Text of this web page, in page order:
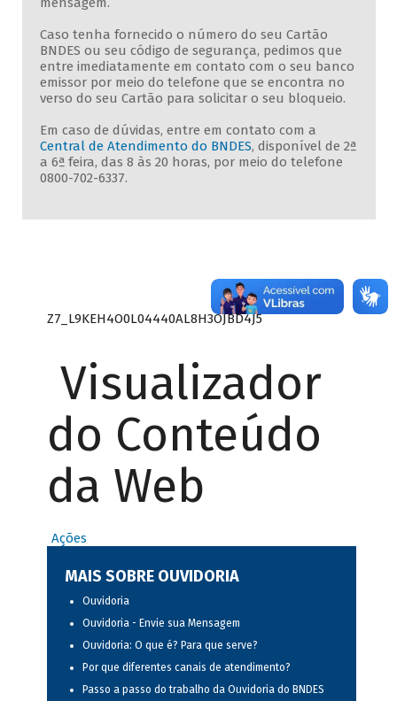
Caso tenha fornecido o número do seu Cartão
BNDES ou seu código de segurança, pedimos que
entre imediatamente em contato com o seu banco
emissor por meio do telefone que se encontra no
verso do seu Cartão para solicitar o seu bloqueio.
Em caso de dúvidas, entre em contato com a
Central de Atendimento do BNDES, disponível de 2ª
a 6ª feira, das 8 às 20 horas, por meio do telefone
0800-702-6337.
Z7_L9KEH4O0L04440AL8H3OJBD4J5
Visualizador
do Conteúdo
da Web
Ações
MAIS SOBRE OUVIDORIA
Ouvidoria
Ouvidoria - Envie sua Mensagem
Ouvidoria: O que é? Para que serve?
Por que diferentes canais de atendimento?
Passo a passo do trabalho da Ouvidoria do BNDES